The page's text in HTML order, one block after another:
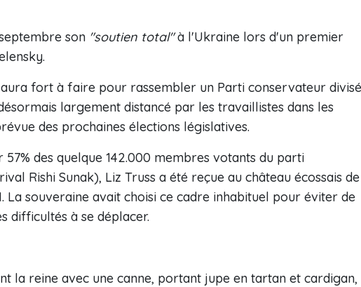
son "soutien total"à l'Ukraine lors d'un premier
fort à faire pour rassembler un Parti conservateur
largement distancé par les travaillistes dans les
des prochaines élections législatives.
des quelque 142.000 membres votants du parti
Rishi Sunak), Liz Truss a été reçue au château écossais de
La souveraine avait choisi ce cadre inhabituel pour éviter de
difficultés à se déplacer.
la reine avec une canne, portant jupe en tartan et cardigan,